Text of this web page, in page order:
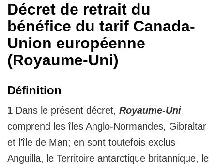
Décret de retrait du
bénéfice du tarif Canada-
Union européenne
(Royaume-Uni)
Définition
1 Dans le présent décret, Royaume-Uni
comprend les îles Anglo-Normandes, Gibraltar
et l’île de Man; en sont toutefois exclus
Anguilla, le Territoire antarctique britannique, le